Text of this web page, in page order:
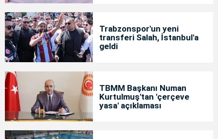
Trabzonspor'un yeni
transferi Salah, İstanbul'a
geldi
TBMM Başkanı Numan
Kurtulmuş'tan 'çerçeve
yasa' açıklaması